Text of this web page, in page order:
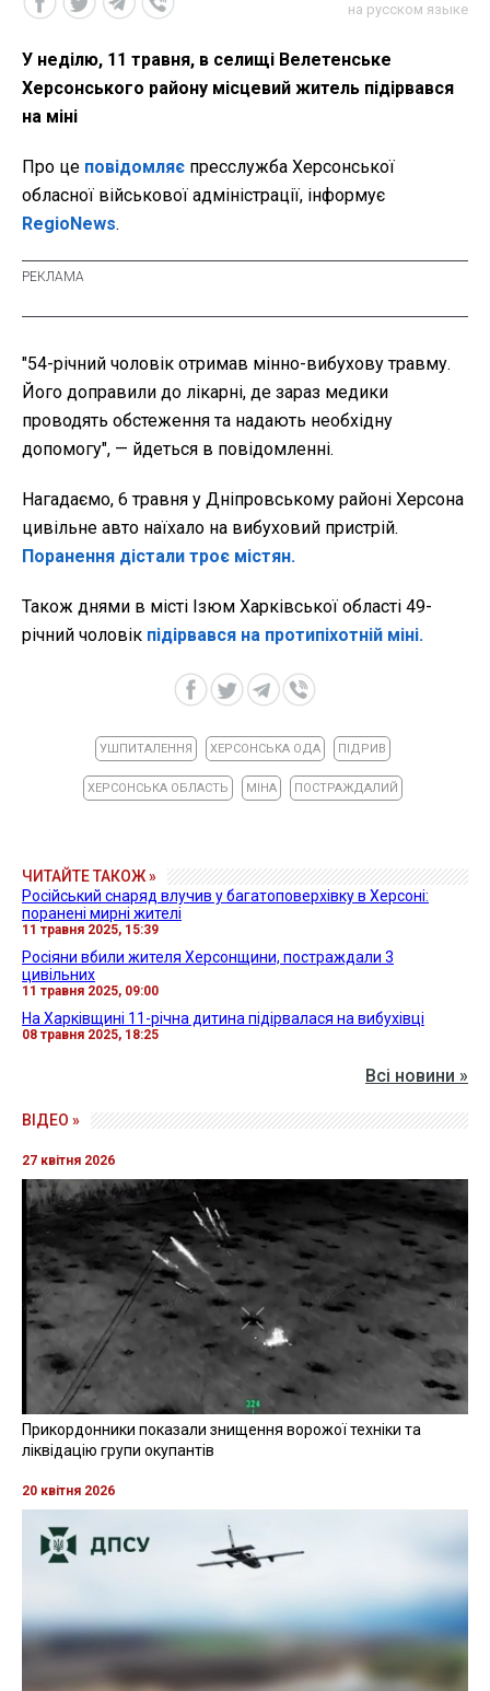
на русском языке
У неділю, 11 травня, в селищі Велетенське
Херсонського району місцевий житель підірвався
на міні
Про це повідомляє пресслужба Херсонської
обласної військової адміністрації, інформує
RegioNews.
"54-річний чоловік отримав мінно-вибухову травму.
Його доправили до лікарні, де зараз медики
проводять обстеження та надають необхідну
допомогу", — йдеться в повідомленні.
Нагадаємо, 6 травня у Дніпровському районі Херсона
цивільне авто наїхало на вибуховий пристрій.
Поранення дістали троє містян.
Також днями в місті Ізюм Харківської області 49-
річний чоловік підірвався на протипіхотній міні.
УШПИТАЛЕННЯ ХЕРСОНСЬКА ОДА ПІДРИВ
ХЕРСОНСЬКА ОБЛАСТЬ МІНА ПОСТРАЖДАЛИЙ
ЧИТАЙТЕ ТАКОЖ »
Російський снаряд влучив у багатоповерхівку в Херсоні:
поранені мирні жителі
11 травня 2025, 15:39
Росіяни вбили жителя Херсонщини, постраждали 3
цивільних
11 травня 2025, 09:00
На Харківщині 11-річна дитина підірвалася на вибухівці
08 травня 2025, 18:25
Всі новини »
ВІДЕО »
27 квітня 2026
Прикордонники показали знищення ворожої техніки та
ліквідацію групи окупантів
20 квітня 2026